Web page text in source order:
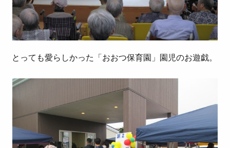
とっても愛らしかった「おおつ保育園」園児のお遊戯。